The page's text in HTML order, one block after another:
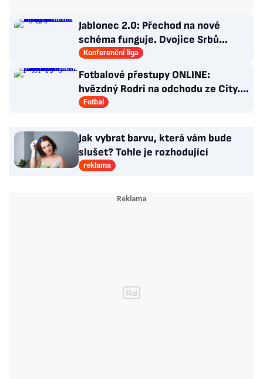
Jablonec 2.0: Přechod na nové
schéma funguje. Dvojice Srbů
klíčem k modernímu stylu
Konferenční liga
Fotbalové přestupy ONLINE:
hvězdný Rodri na odchodu ze City.
Do Realu ale nejspíš nejde
Fotbal
Jak vybrat barvu, která vám bude
slušet? Tohle je rozhodující
reklama